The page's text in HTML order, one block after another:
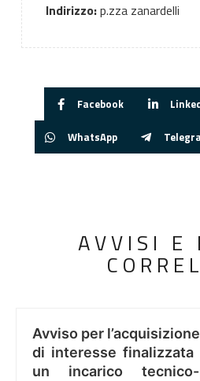
Indirizzo:p.zza zanardelli
Facebook
WhatsApp
AVVISI E
Avviso per
di interesse finalizzata
un incarico tecnico-